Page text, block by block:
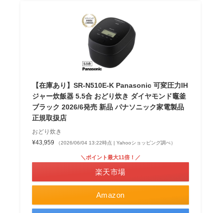
【在庫あり】SR-N510E-K Panasonic 可変圧力IH
ジャー炊飯器 5.5合 おどり炊き ダイヤモンド竈釜
ブラック 2026/6発売 新品 パナソニック家電製品
正規取扱店
おどり炊き
¥43,959
（2026/06/04 13:22時点 | Yahooショッピング調べ）
Amazon
＼ポイント最大11倍！／
楽天市場